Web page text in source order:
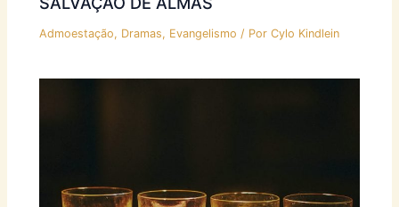
Admoestação, Dramas, Evangelismo / PorCylo Kindlein